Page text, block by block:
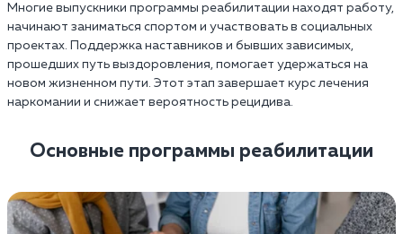
Многие выпускники программы реабилитации находят работу,
начинают заниматься спортом и участвовать в социальных
проектах. Поддержка наставников и бывших зависимых,
прошедших путь выздоровления, помогает удержаться на
новом жизненном пути. Этот этап завершает курс лечения
наркомании и снижает вероятность рецидива.
Основные программы реабилитации